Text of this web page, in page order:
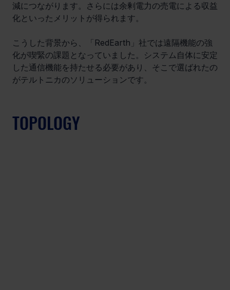
減につながります。さらには余剰電力の売電による収益
化といったメリットが得られます。
こうした背景から、「RedEarth」社では遠隔機能の強
化が喫緊の課題となっていました。システム自体に安定
した通信機能を持たせる必要があり、そこで選ばれたの
がテルトニカのソリューションです。
TOPOLOGY